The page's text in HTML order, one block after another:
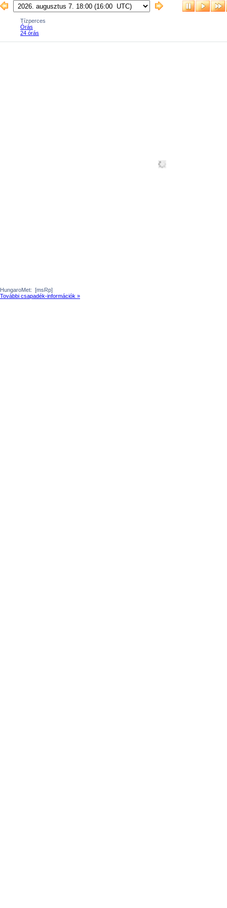
Tízperces
Órás
24 órás
HungaroMet: [msRp]
További csapadék-információk »